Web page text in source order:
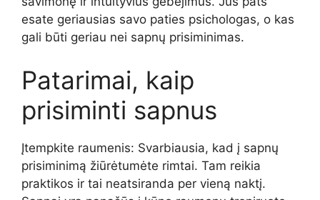
esate geriausias savo paties psichologas, o kas
gali būti geriau nei sapnų prisiminimas.
Patarimai, kaip
prisiminti sapnus
Įtempkite raumenis: Svarbiausia, kad į sapnų
prisiminimą žiūrėtumėte rimtai. Tam reikia
praktikos ir tai neatsiranda per vieną naktį.